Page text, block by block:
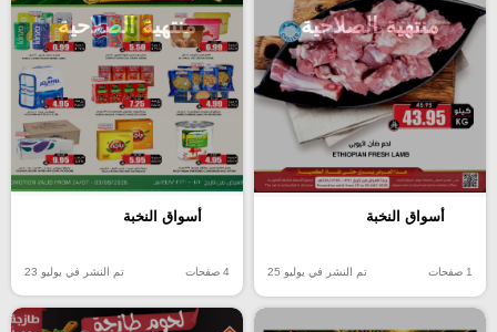
منتهية الصلاحية
أسواق النخبة
1 صفحات تم النشر في يوليو 25
منتهية الصلاحية
أسواق النخبة
4 صفحات تم النشر في يوليو 23